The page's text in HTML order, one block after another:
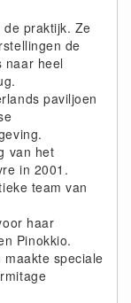
praktijk. Ze
de
naar heel
paviljoen
van het
in 2001.
team van
haar
Pinokkio.
speciale